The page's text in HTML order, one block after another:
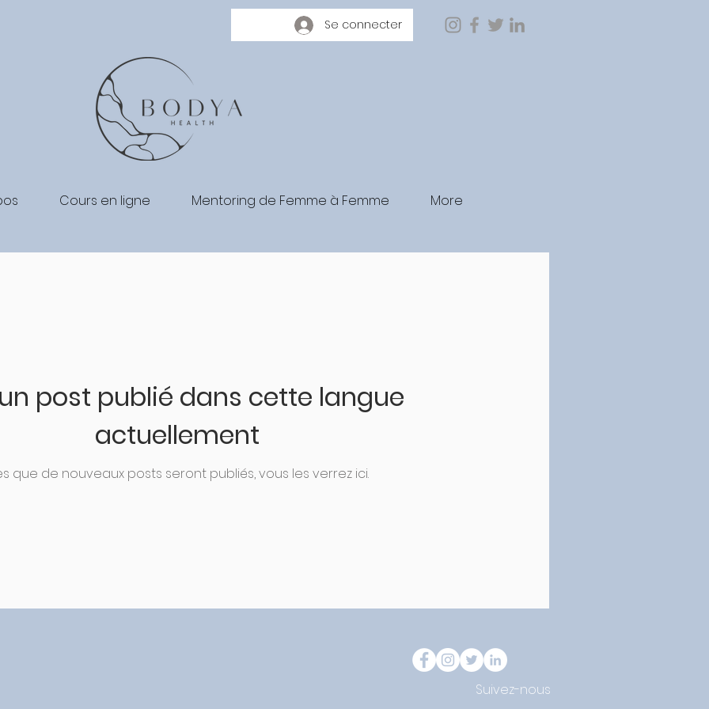
Se connecter
Cours en ligne Mentoring de Femme à Femme More
post publié dans cette langue
actuellement
que de nouveaux posts seront publiés, vous les verrez ici.
Suivez-nous